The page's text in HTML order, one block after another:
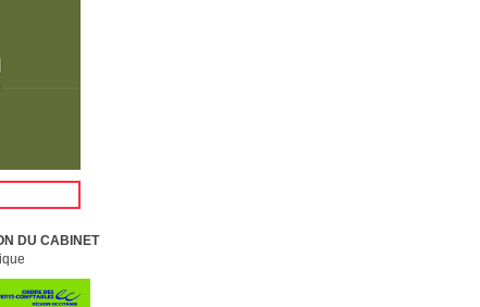
DU CABINET